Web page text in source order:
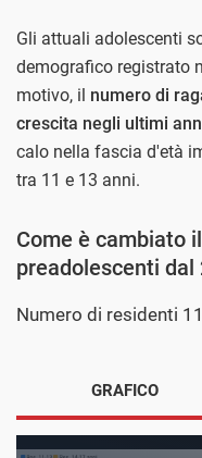
Gli attuali adolescenti
demografico registrato
motivo, il numero di
crescita negli ultimi
calo nella fascia d'età
tra 11 e 13 anni.
Come è cambiato
preadolescenti dal
Numero di residenti
GRAFICO